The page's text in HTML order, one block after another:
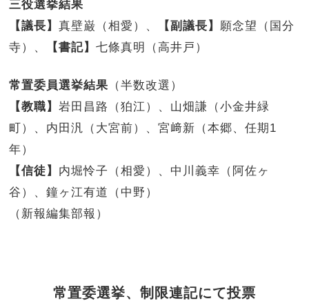
三役選挙結果
【議長】真壁巌（相愛）、 【副議長】 願念望（国分
寺）、
【書記】七條真明（高井戸）
常置委員選挙結果 （半数改選）
【教職】岩田昌路（狛江）、山畑謙（小金井緑
町）、内田汎（大宮前）、宮﨑新（本郷、任期1
年）
【信徒】 内堀怜子（相愛）、中川義幸（阿佐ヶ
谷）、鐘ヶ江有道（中野）
（新報編集部報）
常置委選挙、制限連記にて投票